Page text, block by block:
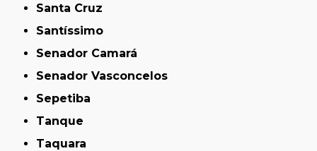
Santa Cruz
Santíssimo
Senador Camará
Senador Vasconcelos
Sepetiba
Tanque
Taquara